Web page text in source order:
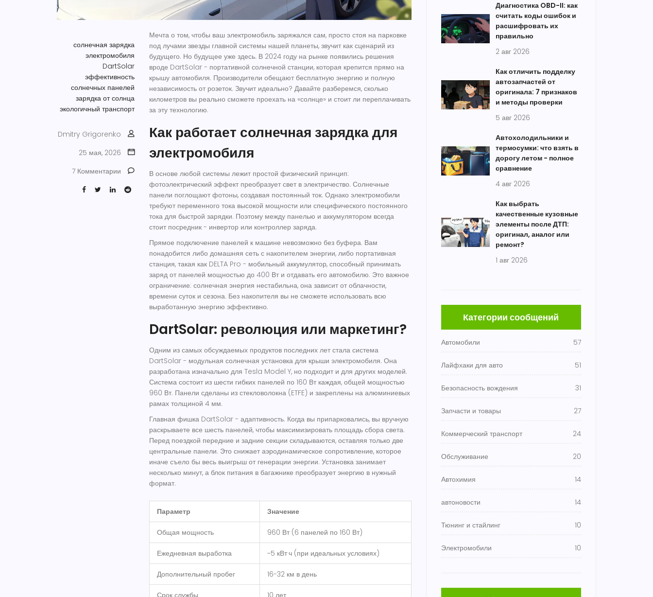
солнечная зарядка
электромобиля
DartSolar
эффективность
солнечных панелей
зарядка от солнца
экологичный транспорт
Dmitry Grigorenko
25 мая, 2026
7 Комментарии
Мечта о том, чтобы ваш электромобиль заряжался сам, просто стоя на парковке
под лучами звезды главной системы нашей планеты, звучит как сценарий из
будущего. Но будущее уже здесь. В 2024 году на рынке появились решения
вроде DartSolar - портативной солнечной станции, которая крепится прямо на
крышу автомобиля. Производители обещают бесплатную энергию и полную
независимость от розеток. Звучит идеально? Давайте разберемся, сколько
километров вы реально сможете проехать на «солнце» и стоит ли переплачивать
за эту технологию.
Как работает солнечная зарядка для
электромобиля
В основе любой системы лежит простой физический принцип:
фотоэлектрический эффект преобразует свет в электричество. Солнечные
панели поглощают фотоны, создавая постоянный ток. Однако электромобили
требуют переменного тока высокой мощности или специфического постоянного
тока для быстрой зарядки. Поэтому между панелью и аккумулятором всегда
стоит посредник - инвертор или контроллер заряда.
Прямое подключение панелей к машине невозможно без буфера. Вам
понадобится либо домашняя сеть с накопителем энергии, либо портативная
станция, такая как DELTA Pro - мобильный аккумулятор, способный принимать
заряд от панелей мощностью до 400 Вт и отдавать его автомобилю. Это важное
ограничение: солнечная энергия нестабильна, она зависит от облачности,
времени суток и сезона. Без накопителя вы не сможете использовать всю
выработанную энергию эффективно.
DartSolar: революция или маркетинг?
Одним из самых обсуждаемых продуктов последних лет стала система
DartSolar - модульная солнечная установка для крыши электромобиля. Она
разработана изначально для Tesla Model Y, но подходит и для других моделей.
Система состоит из шести гибких панелей по 160 Вт каждая, общей мощностью
960 Вт. Панели сделаны из стекловолокна (ETFE) и закреплены на алюминиевых
рамах толщиной 4 мм.
Главная фишка DartSolar - адаптивность. Когда вы припарковались, вы вручную
раскрываете все шесть панелей, чтобы максимизировать площадь сбора света.
Перед поездкой передние и задние секции складываются, оставляя только две
центральные панели. Это снижает аэродинамическое сопротивление, которое
иначе съело бы весь выигрыш от генерации энергии. Установка занимает
несколько минут, а блок питания в багажнике преобразует энергию в нужный
формат.
Параметр Значение
Общая мощность 960 Вт (6 панелей по 160 Вт)
Ежедневная выработка ~5 кВт·ч (при идеальных условиях)
Дополнительный пробег 16-32 км в день
Срок службы 10 лет
Диагностика OBD-II: как
считать коды ошибок и
расшифровать их
правильно
2 авг 2026
Как отличить подделку
автозапчастей от
оригинала: 7 признаков
и методы проверки
5 авг 2026
Автохолодильники и
термосумки: что взять в
дорогу летом - полное
сравнение
4 авг 2026
Как выбрать
качественные кузовные
элементы после ДТП:
оригинал, аналог или
ремонт?
1 авг 2026
Категории сообщений
Автомобили 57
Лайфхаки для авто 51
Безопасность вождения 31
Запчасти и товары 27
Коммерческий транспорт 24
Обслуживание 20
Автохимия 14
автоновости 14
Тюнинг и стайлинг 10
Электромобили 10